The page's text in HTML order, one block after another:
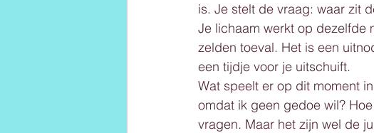
is. Je stelt de vraag: waar zit
Je lichaam werkt op dezelfde
zelden toeval. Het is een
een tijdje voor je uitschuift.
Wat speelt er op dit moment
omdat ik geen gedoe wil?
vragen. Maar het zijn wel de